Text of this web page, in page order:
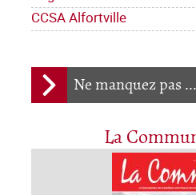
CCSA Alfortville
Ne manquez pas ...
La